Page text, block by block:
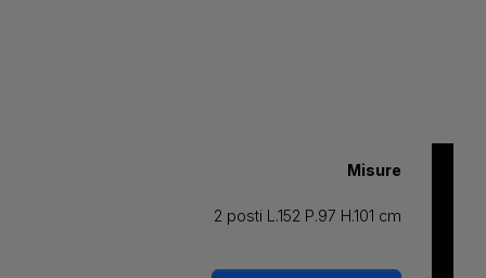
Misure
2 posti L.152 P.97 H.101 cm